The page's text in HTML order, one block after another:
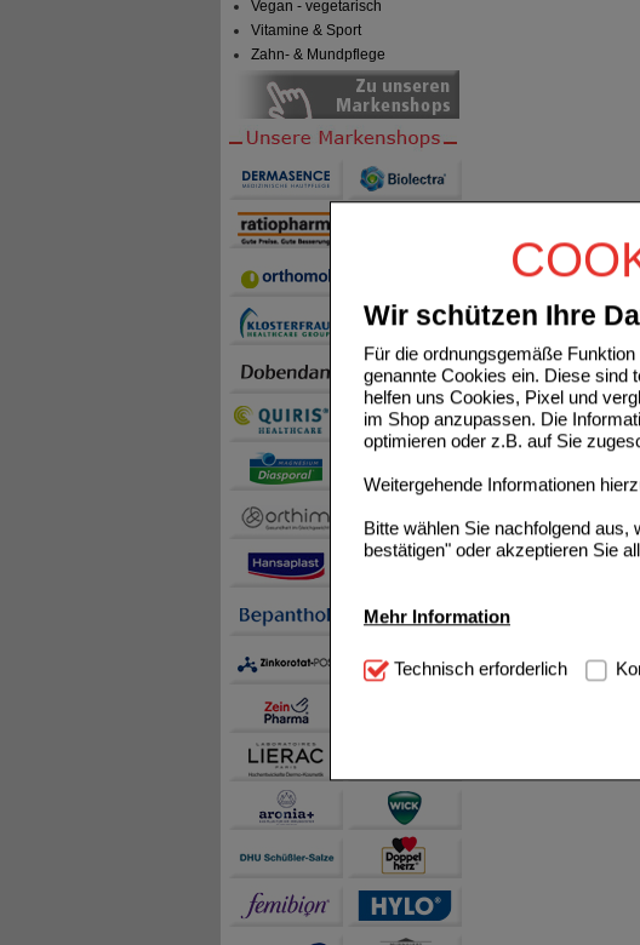
Wir schützen Ihre
Für die ordnungsgemäße
genannte Cookies ein. Diese sind
helfen uns Cookies, Pixel und
im Shop anzupassen. Die
optimieren oder z.B. auf Sie
Weitergehende Informationen
Bitte wählen Sie nachfolgend
bestätigen" oder akzeptieren Sie
Mehr Information
Technisch Notwendig: Hierbei
notwendig sind (z.B. Navigation,
Diese Cookies werden
beispielsweise für die
Inhalte anzuzeigen und unser
Statistik & Tracking:
sammeln, mit deren Hilfe wir
auch die Werbung auf Drittseiten
teilweise an Dritte wie z.B.
Technisch erforderlich
Vegan - vegetarisch
Vitamine & Sport
Zahn- & Mundpflege